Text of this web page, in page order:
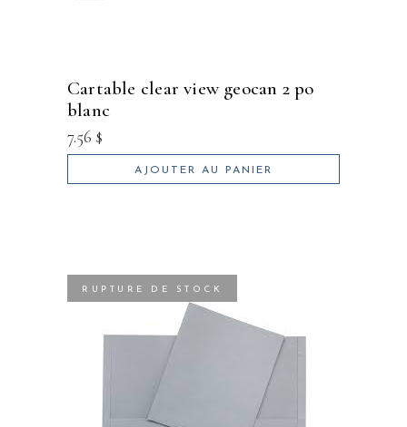
cartable clear view geocan 2 po
blanc
7.56 $
AJOUTER AU PANIER
RUPTURE DE STOCK